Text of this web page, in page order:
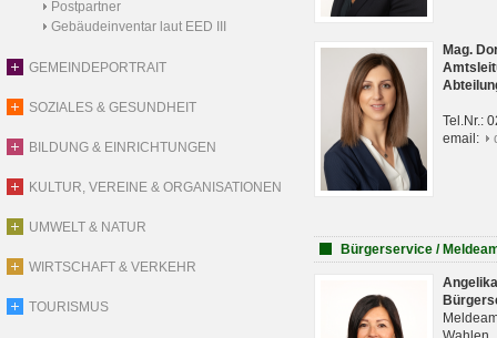
Postpartner
Gebäudeinventar laut EED III
GEMEINDEPORTRAIT
SOZIALES & GESUNDHEIT
BILDUNG & EINRICHTUNGEN
KULTUR, VEREINE & ORGANISATIONEN
UMWELT & NATUR
WIRTSCHAFT & VERKEHR
TOURISMUS
Mag.
Tel.Nr.:
email:
Bürgerservice /